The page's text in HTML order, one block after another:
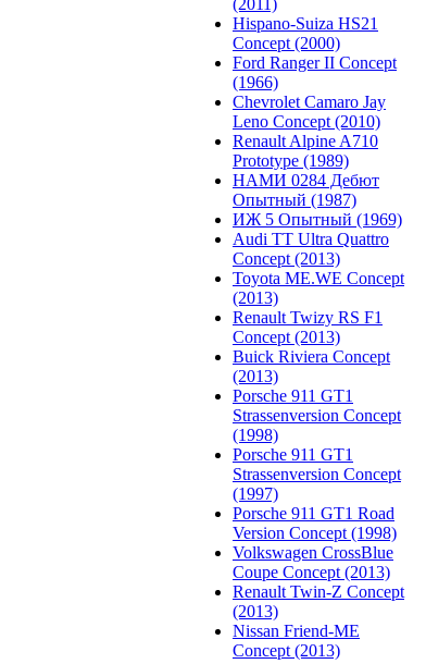
(2011)
Hispano-Suiza HS21
Concept (2000)
Ford Ranger II Concept
(1966)
Chevrolet Camaro Jay
Leno Concept (2010)
Renault Alpine A710
Prototype (1989)
НАМИ 0284 Дебют
Опытный (1987)
ИЖ 5 Опытный (1969)
Audi TT Ultra Quattro
Concept (2013)
Toyota ME.WE Concept
(2013)
Renault Twizy RS F1
Concept (2013)
Buick Riviera Concept
(2013)
Porsche 911 GT1
Strassenversion Concept
(1998)
Porsche 911 GT1
Strassenversion Concept
(1997)
Porsche 911 GT1 Road
Version Concept (1998)
Volkswagen CrossBlue
Coupe Concept (2013)
Renault Twin-Z Concept
(2013)
Nissan Friend-ME
Concept (2013)